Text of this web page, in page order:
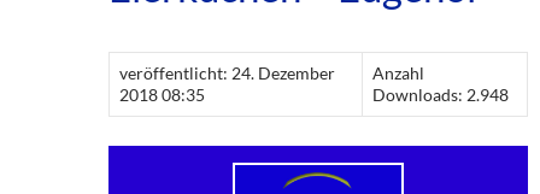
veröffentlicht: 24. Dezember
2018 08:35
Anzahl
Downloads: 2.948